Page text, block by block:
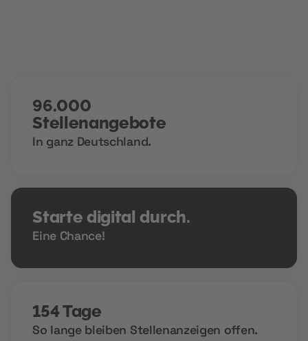
96.000
Stellenangebote
In ganz Deutschland.
Starte digital durch.
Eine Chance!
154 Tage
So lange bleiben Stellenanzeigen offen.